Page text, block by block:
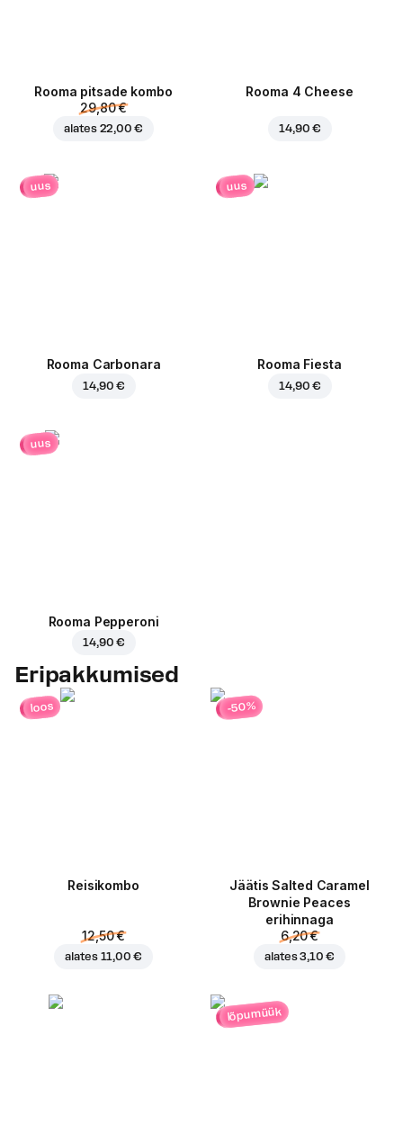
Rooma pitsade kombo
29,80 €
alates 22,00 €
Rooma 4 Cheese
14,90 €
uus
Rooma Carbonara
14,90 €
uus
Rooma Fiesta
14,90 €
uus
Rooma Pepperoni
14,90 €
Eripakkumised
loos
Reisikombo
12,50 €
alates 11,00 €
-50%
Jäätis Salted Caramel
Brownie Peaces
erihinnaga
6,20 €
alates3,10 €
lõpumüük